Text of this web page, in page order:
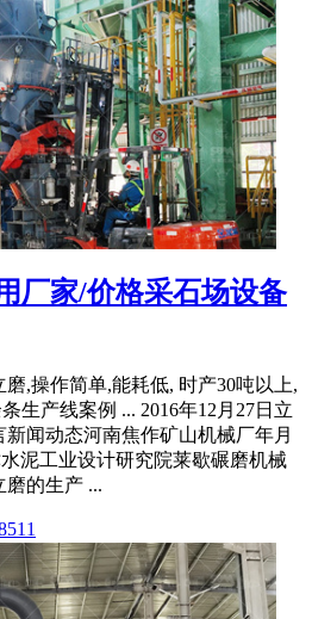
厂家/价格采石场设备
,操作简单,能耗低, 时产30吨以上,
生产线案例 ... 2016年12月27日立
闻动态河南焦作矿山机械厂年月
泥工业设计研究院莱歇碾磨机械
磨的生产 ...